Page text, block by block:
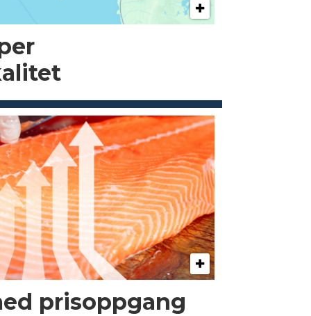
prisoppgang